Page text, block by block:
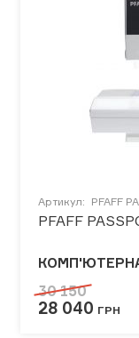
Артикул: PFAFF
30 150
28 040 ГРН